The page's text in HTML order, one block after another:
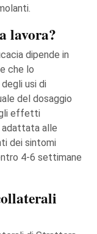
lavora?
dipende in
che lo
usi di
del dosaggio
gli effetti
adattata alle
dei sintomi
4-6 settimane